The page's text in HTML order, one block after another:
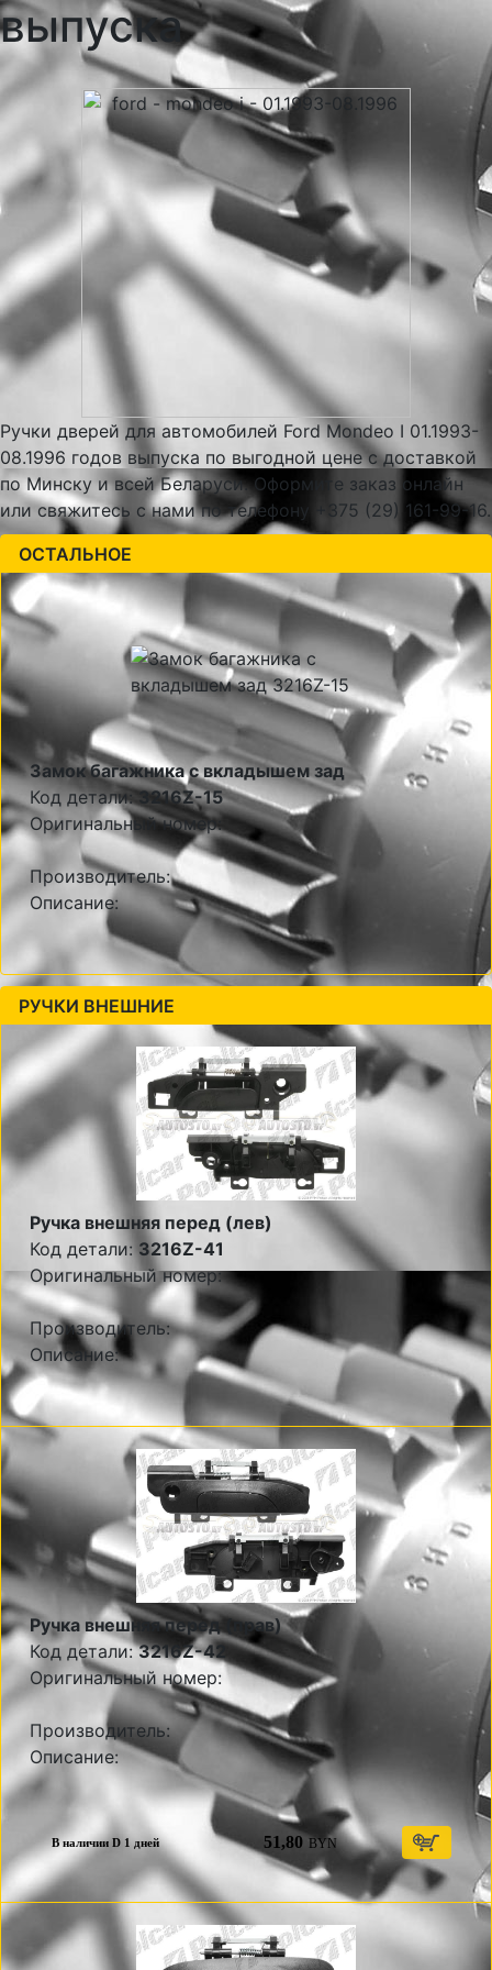
выпуска
Ручки дверей для автомобилей Ford Mondeo I 01.1993-
08.1996 годов выпуска по выгодной цене с доставкой
по Минску и всей Беларуси. Оформите заказ онлайн
или свяжитесь с нами по телефону +375 (29) 161-99-16.
ОСТАЛЬНОЕ
Замок багажника с вкладышем зад
Код детали: 3216Z-15
Оригинальный номер:
Производитель:
Описание:
РУЧКИ ВНЕШНИЕ
Ручка внешняя перед (лев)
Код детали: 3216Z-41
Оригинальный номер:
Производитель:
Описание:
Ручка внешняя перед (прав)
Код детали:3216Z-42
Оригинальный номер:
Производитель:
Описание:
В наличии D 1 дней 51,80 BYN